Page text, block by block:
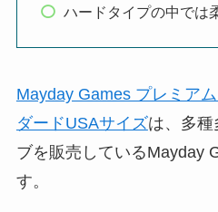
ハードタイプの中では
Mayday Games プレミア
ダードUSAサイズは、多種
ブを販売しているMayday
す。